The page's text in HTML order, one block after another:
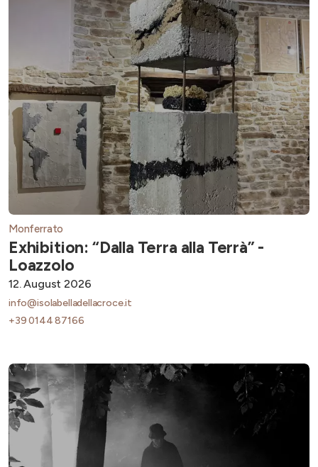
Monferrato
Exhibition: “Dalla Terra alla Terrà” -
Loazzolo
12. August 2026
info@isolabelladellacroce.it
+39 0144 87166